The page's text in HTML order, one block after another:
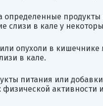
слизи в кале у
опухоли в кишечнике
в кале.
питания или
физической